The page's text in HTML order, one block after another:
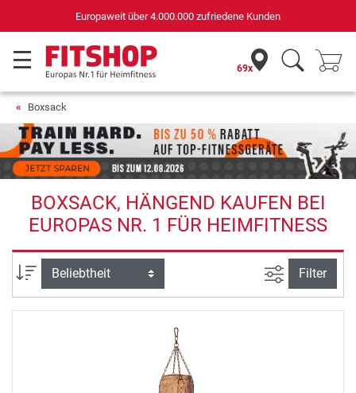
für Sportgeräte (n-tv+DISQ
69x
Boxsack
BOXSACK, HÄNGEND KAUFEN BEI
EUROPAS NR. 1 FÜR HEIMFITNESS
Sortierung Ansicht
Filter